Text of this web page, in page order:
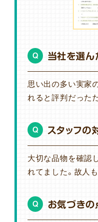
Q 当社を選ん
思い出の多い実家
れると評判だった
Q スタッフの
大切な品物を確認
れてました。故人
Q お気づきの